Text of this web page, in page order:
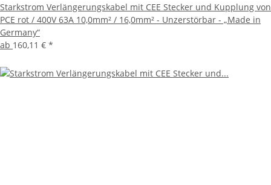
Starkstrom Verlängerungskabel mit CEE Stecker und Kupplung von
PCE rot / 400V 63A 10,0mm² / 16,0mm² - Unzerstörbar - „Made in
Germany“
ab 160,11 € *